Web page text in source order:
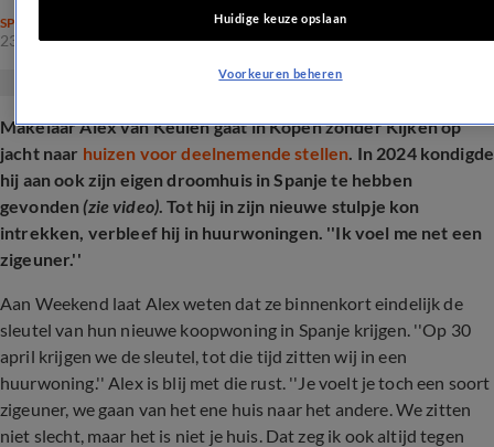
SPRAAKMAKEND
23 apr 2025, 13:17
Makelaar Alex van Keulen gaat in Kopen zonder Kijken op
jacht naar huizen voor deelnemende stellen. In 2024 kondigde
hij aan ook zijn eigen droomhuis in Spanje te hebben
gevonden(zie video). Tot hij in zijn nieuwe stulpje kon
intrekken, verbleef hij in huurwoningen. ''Ik voel me net een
zigeuner.''
Aan Weekend laat Alex weten dat ze binnenkort eindelijk de
sleutel van hun nieuwe koopwoning in Spanje krijgen. ''Op 30
april krijgen we de sleutel, tot die tijd zitten wij in een
huurwoning.'' Alex is blij met die rust. ''Je voelt je toch een soort
zigeuner, we gaan van het ene huis naar het andere. We zitten
niet slecht, maar het is niet je huis. Dat zeg ik ook altijd tegen
Huidige keuze opslaan
Voorkeuren beheren